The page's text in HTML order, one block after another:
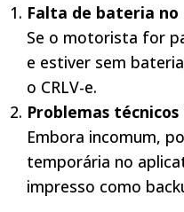
Falta de bateria no
Se o motorista for
e estiver sem
o CRLV-e.
Problemas
Embora incomum,
temporária no
impresso como